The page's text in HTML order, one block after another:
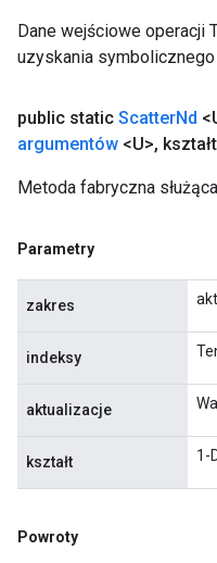
Dane wejściowe operacji
uzyskania
public static ScatterNd
argumentów <U>, kształt
Metoda fabryczna
Parametry
zakres
indeksy
aktualizacje
kształt 1-
Powroty